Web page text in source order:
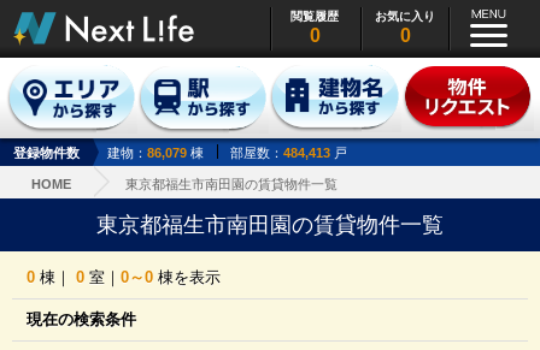
閲覧履歴
0
お気に入り
0
登録物件数 建物： 86,079 棟 部屋数： 484,413 戸
HOME 東京都福生市南田園の賃貸物件一覧
東京都福生市南田園の賃貸物件一覧
0 棟｜0 室｜0～0 棟を表示
現在の検索条件